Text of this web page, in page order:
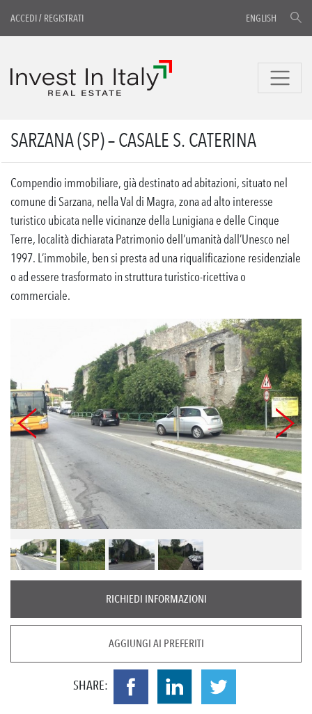
ACCEDI/ REGISTRATI ENGLISH
SARZANA (SP) – CASALE S. CATERINA
Compendio immobiliare, già destinato ad abitazioni, situato nel
comune di Sarzana, nella Val di Magra, zona ad alto interesse
turistico ubicata nelle vicinanze della Lunigiana e delle Cinque
Terre, località dichiarata Patrimonio dell’umanità dall’Unesco nel
1997. L’immobile, ben si presta ad una riqualificazione residenziale
o ad essere trasformato in struttura turistico-ricettiva o
commerciale.
RICHIEDI INFORMAZIONI
AGGIUNGI AI PREFERITI
SHARE: